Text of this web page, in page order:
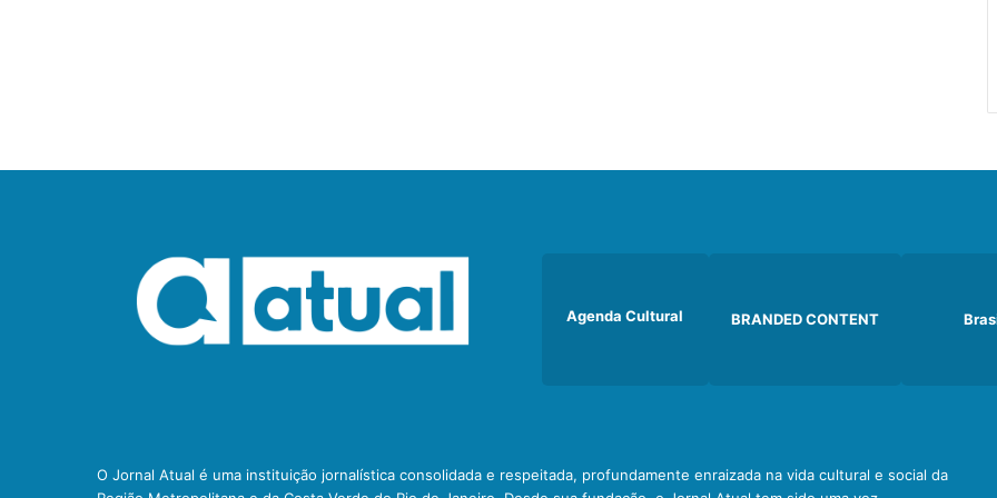
Agenda Cultural BRANDED CONTENT
O Jornal Atual é uma instituição jornalística consolidada e respeitada, profundamente enraizada na vida cultural e social da